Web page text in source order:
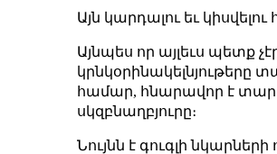
Այն կարդալու եւ կիսվելու
Այնպես որ այլեւս պետք
կրնկօրինակելնյութերը
համար, հնարավոր է
սկզբնաղբյուրը։
Նույնն է գուգլի նկարների